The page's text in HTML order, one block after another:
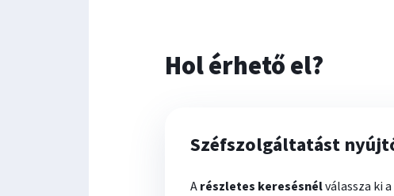
Hol érhető el?
Széfszolgáltatást
Arészletes keresésnélválassza ki